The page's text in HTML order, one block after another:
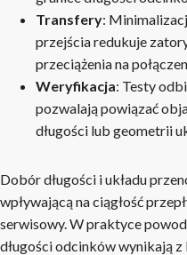
Transfery:
przejścia redukuje
przeciążenia na
Weryfikacja: Testy
pozwalają powiązać
długości lub geometrii
Dobór długości i układu
wpływającą na ciągłość
serwisowy. W praktyce
długości odcinków wynikają